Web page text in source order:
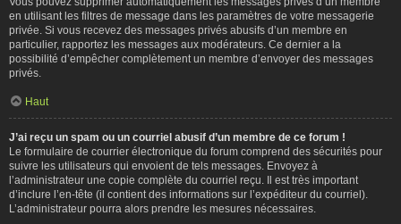
en utilisant les filtres de message dans les paramètres de votre messagerie
privée. Si vous recevez des messages privés abusifs d’un membre en
particulier, rapportez les messages aux modérateurs. Ce dernier a la
possibilité d’empêcher complètement un membre d’envoyer des messages
privés.
Haut
J’ai reçu un spam ou un courriel abusif d’un membre de ce forum !
Le formulaire de courrier électronique du forum comprend des sécurités pour
suivre les utilisateurs qui envoient de tels messages. Envoyez à
l’administrateur une copie complète du courriel reçu. Il est très important
d’inclure l’en-tête (il contient des informations sur l’expéditeur du courriel).
L’administrateur pourra alors prendre les mesures nécessaires.